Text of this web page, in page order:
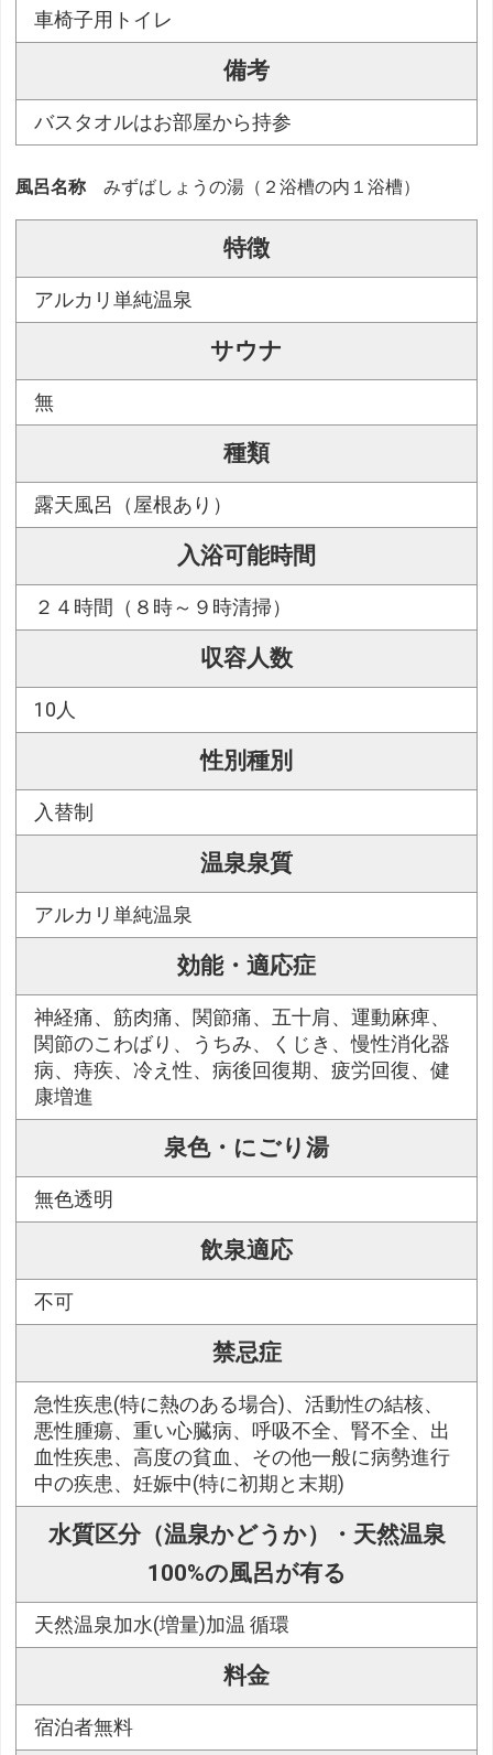
車椅子用トイレ
備考
バスタオルはお部屋から持参
風呂名称 みずばしょうの湯（２浴槽の内１浴槽）
特徴
アルカリ単純温泉
サウナ
無
種類
露天風呂（屋根あり）
入浴可能時間
２４時間（８時～９時清掃）
収容人数
10人
性別種別
入替制
温泉泉質
アルカリ単純温泉
効能・適応症
神経痛、筋肉痛、関節痛、五十肩、運動麻痺、
関節のこわばり、うちみ、くじき、慢性消化器
病、痔疾、冷え性、病後回復期、疲労回復、健
康増進
泉色・にごり湯
無色透明
飲泉適応
不可
禁忌症
急性疾患(特に熱のある場合)、活動性の結核、
悪性腫瘍、重い心臓病、呼吸不全、腎不全、出
血性疾患、高度の貧血、その他一般に病勢進行
中の疾患、妊娠中(特に初期と末期)
水質区分（温泉かどうか）・天然温泉
100%の風呂が有る
天然温泉加水(増量)加温 循環
料金
宿泊者無料